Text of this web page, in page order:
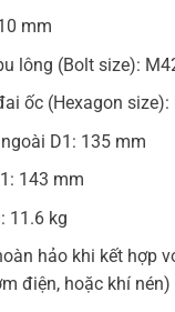
mm
lông (Bolt size):
ốc (Hexagon size):
D1: 135 mm
143 mm
11.6 kg
hảo khi kết hợp
điện, hoặc khí nén)